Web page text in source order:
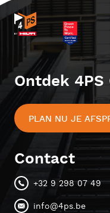
Ontdek
PLAN NU JE
Contact
+32 9 298 07 49
info@4ps.be